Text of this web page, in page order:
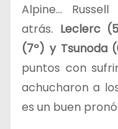
Alpine…
atrás. Leclerc
(7º) y Tsunoda
puntos con
achucharon a
es un buen